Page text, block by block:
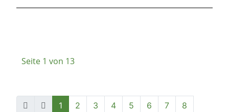
Seite 1 von 13
1 2 3 4 5 6 7
8